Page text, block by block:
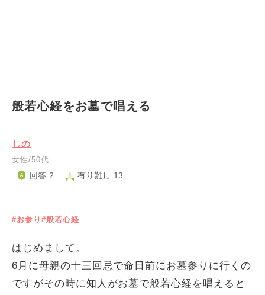
般若心経をお墓で唱える
しの
女性/50代
回答 2 有り難し 13
#お参り #般若心経
はじめまして。
6月に母親の十三回忌で命日前にお墓参りに行くの
ですがその時に知人がお墓で般若心経を唱えると